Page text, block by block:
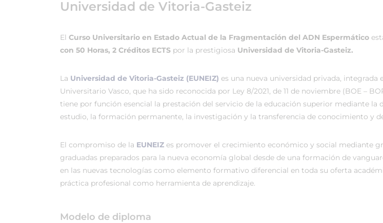
Universidad de Vitoria-Gasteiz
El Curso Universitario en Estado Actual de la Fragmentación del ADN Espermático
con 50 Horas, 2 Créditos ECTS por la prestigiosa Universidad de Vitoria-Gasteiz.
La Universidad de Vitoria-Gasteiz (EUNEIZ) es una nueva universidad privada, integrada
Universitario Vasco, que ha sido reconocida por Ley 8/2021, de 11 de noviembre (BOE –
tiene por función esencial la prestación del servicio de la educación superior mediante la
estudio, la formación permanente, la investigación y la transferencia de conocimiento y
El compromiso de la EUNEIZ es promover el crecimiento económico y social mediante
graduadas preparados para la nueva economía global desde de una formación de
en las nuevas tecnologías como elemento formativo diferencial en toda su oferta
práctica profesional como herramienta de aprendizaje.
Modelo de diploma